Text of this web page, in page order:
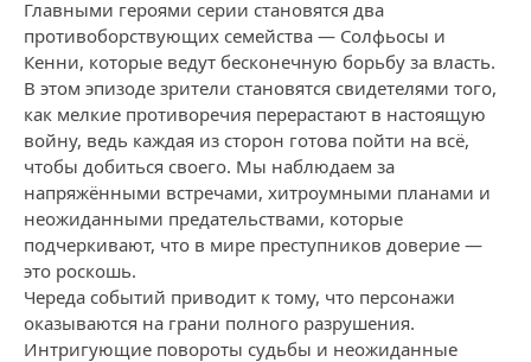
Главными героями серии становятся два
противоборствующих семейства — Солфьосы и
Кенни, которые ведут бесконечную борьбу за власть.
В этом эпизоде зрители становятся свидетелями того,
как мелкие противоречия перерастают в настоящую
войну, ведь каждая из сторон готова пойти на всё,
чтобы добиться своего. Мы наблюдаем за
напряжёнными встречами, хитроумными планами и
неожиданными предательствами, которые
подчеркивают, что в мире преступников доверие —
это роскошь.
Череда событий приводит к тому, что персонажи
оказываются на грани полного разрушения.
Интригующие повороты судьбы и неожиданные